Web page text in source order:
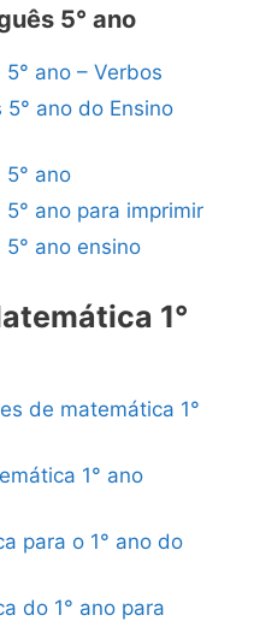
5° ano
ano – Verbos
ano do Ensino
ano
ano para imprimir
ano ensino
1°
de matemática 1°
1° ano
para o 1° ano do
do 1° ano para